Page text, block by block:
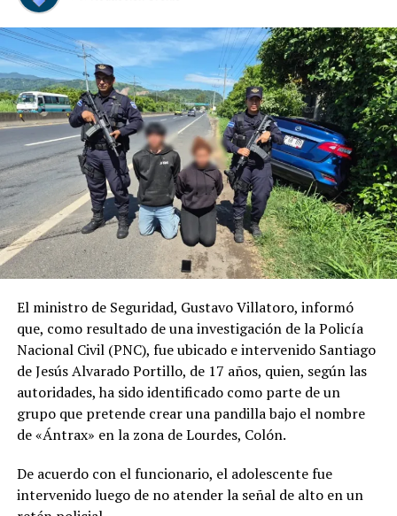
Nuestro compromiso es ofrecer una experiencia
aeroportuaria más cómoda, accesible y amigable,
fortaleciendo la atención a quienes viajan con niños y
convirtiendo su llegada a El Salvador en un momento
especial.
Comparte esto:
Facebook X
Me gusta esto:
El ministro de Seguridad, Gustavo Villatoro, informó
que, como resultado de una investigación de la Policía
Nacional Civil (PNC), fue ubicado e intervenido Santiago
de Jesús Alvarado Portillo, de 17 años, quien, según las
autoridades, ha sido identificado como parte de un
grupo que pretende crear una pandilla bajo el nombre
de «Ántrax» en la zona de Lourdes, Colón.
De acuerdo con el funcionario, el adolescente fue
intervenido luego de no atender la señal de alto en un